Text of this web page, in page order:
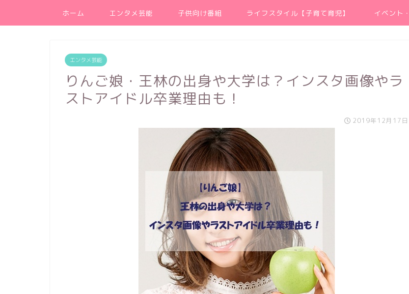
ホーム エンタメ芸能 子供向け番組 ライフスタイル【子育て育児】 イベント
エンタメ芸能
りんご娘・王林の出身や大学は？インスタ画像やラ
ストアイドル卒業理由も！
2019年12月17日